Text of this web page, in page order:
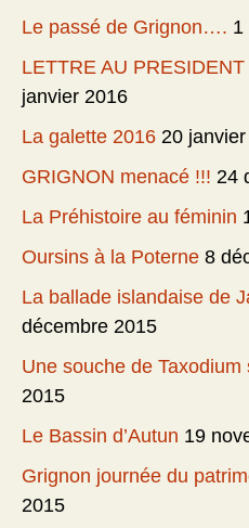
Le passé de Grignon…. 1
LETTRE AU
janvier 2016
La galette 2016 20
GRIGNON menacé !!! 24
La Préhistoire au féminin
Oursins à la Poterne 8
La ballade islandaise de
décembre 2015
Une souche de
2015
Le Bassin d’Autun 19
Grignon journée du
2015